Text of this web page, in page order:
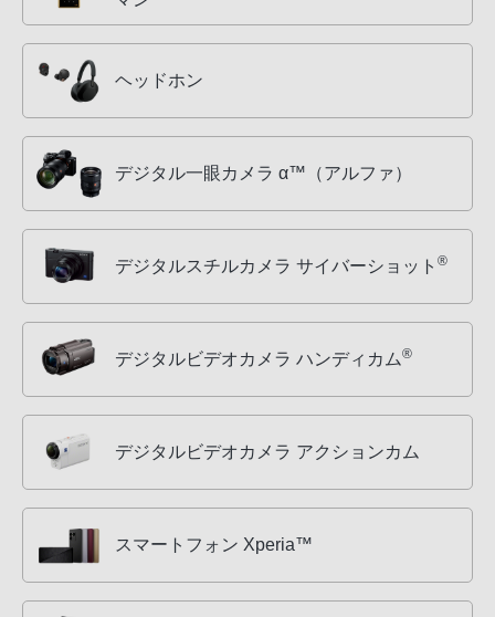
ヘッドホン
デジタル一眼カメラ α™（アルファ）
デジタルスチルカメラ サイバーショット ®
デジタルビデオカメラ ハンディカム®
デジタルビデオカメラ アクションカム
スマートフォン Xperia™